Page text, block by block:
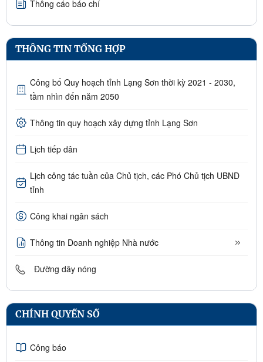
Thông cáo báo chí
THÔNG TIN TỔNG HỢP
Công bố Quy hoạch tỉnh Lạng Sơn thời kỳ 2021 - 2030,
tầm nhìn đến năm 2050
Thông tin quy hoạch xây dựng tỉnh Lạng Sơn
Lịch tiếp dân
Lịch công tác tuần của Chủ tịch, các Phó Chủ tịch UBND
tỉnh
Công khai ngân sách
Thông tin Doanh nghiệp Nhà nước
Đường dây nóng
CHÍNH QUYỀN SỐ
Công báo